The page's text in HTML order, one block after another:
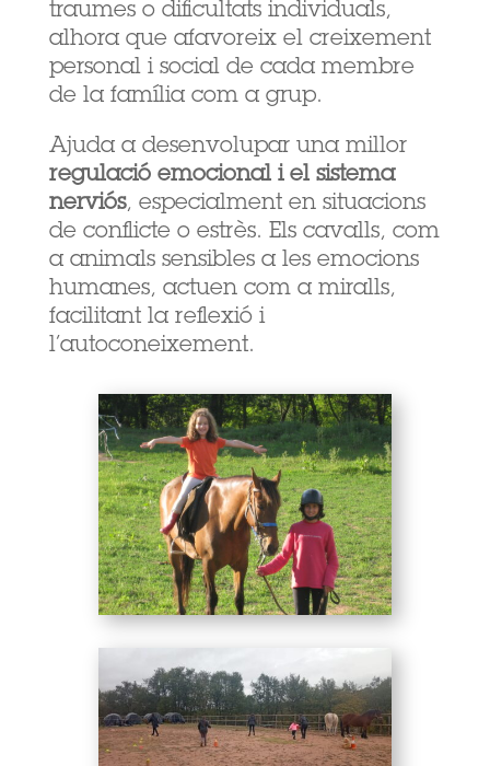
traumes o dificultats individuals,
alhora que afavoreix el creixement
personal i social de cada membre
de la família com a grup.
Ajuda a desenvolupar una millor
regulació emocional i el sistema
nerviós, especialment en situacions
de conflicte o estrès. Els cavalls, com
a animals sensibles a les emocions
humanes, actuen com a miralls,
facilitant la reflexió i
l’autoconeixement.